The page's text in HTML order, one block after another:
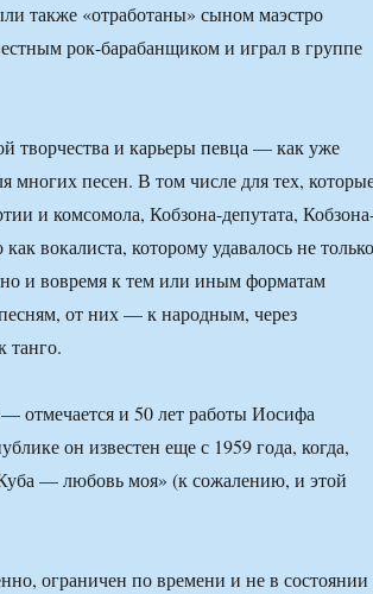
также «отработаны» сыном маэстро
рок-барабанщиком и играл в группе
творчества и карьеры певца — как уже
многих песен. В том числе для тех,
и комсомола, Кобзона-депутата,
вокалиста, которому удавалось не только
и вовремя к тем или иным форматам
от них — к народным, через
танго.
отмечается и 50 лет работы Иосифа
он известен еще с 1959 года, когда,
— любовь моя» (к сожалению, и этой
ограничен по времени и не в состоянии